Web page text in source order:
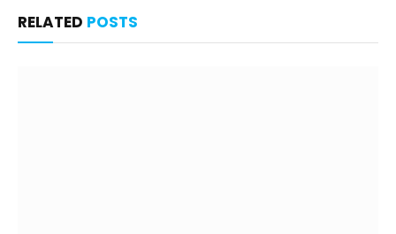
RELATED POSTS